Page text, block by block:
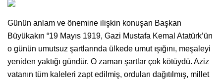
Günün anlam ve önemine ilişkin konuşan Başkan
Büyükakın “19 Mayıs 1919, Gazi Mustafa Kemal Atatürk’ün
o günün umutsuz şartlarında ülkede umut ışığını, meşaleyi
yeniden yaktığı gündür. O zaman şartlar çok kötüydü. Aziz
vatanın tüm kaleleri zapt edilmiş, orduları dağıtılmış, millet